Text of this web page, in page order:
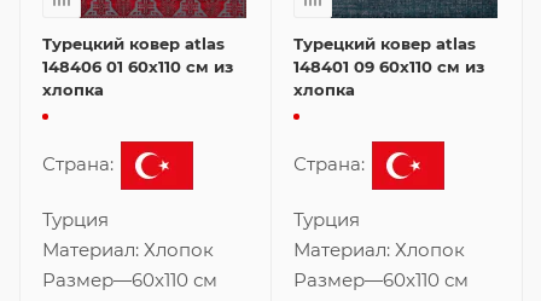
Турецкий ковер atlas
148406 01 60x110 см из
хлопка
Страна:
Турция
Материал: Хлопок
Размер—60x110 см
Турецкий ковер atlas
148401 09 60x110 см из
хлопка
Страна:
Турция
Материал: Хлопок
Размер—60x110 см